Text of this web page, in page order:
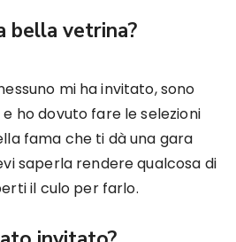
bella vetrina?
mi ha invitato, sono
ho dovuto fare le selezioni
fama che ti dà una gara
saperla rendere qualcosa di
il culo per farlo.